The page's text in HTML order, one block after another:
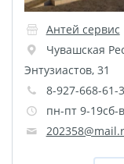
Фото на значке
Фотосъемка в
Сланцы
Бессмертный
Ритуальная
Полотенце с
Антей сервис
Чувашская
Энтузиастов, 31
8-927-668-61-
пн-пт 9-19сб-